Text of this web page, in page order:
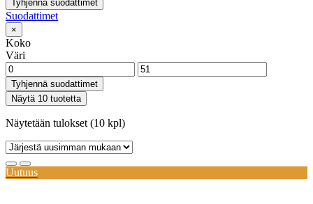
Tyhjennä suodattimet
Suodattimet
×
Koko
Väri
Tyhjennä suodattimet
Näytä 10 tuotetta
Näytetään tulokset (10 kpl)
Uutuus